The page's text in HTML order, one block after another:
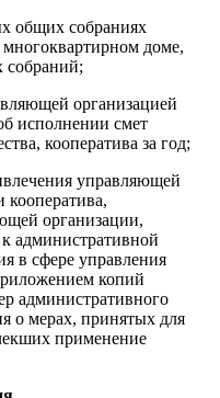
общих собраниях
доме,
собраний;
организацией
исполнении смет
кооператива за год;
управляющей
кооператива,
организации,
административной
в сфере управления
копий
административного
о мерах, принятых для
применение